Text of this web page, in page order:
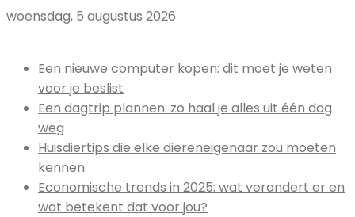
woensdag, 5 augustus 2026
Een nieuwe computer kopen: dit moet je weten
voor je beslist
Een dagtrip plannen: zo haal je alles uit één dag
weg
Huisdiertips die elke diereneigenaar zou moeten
kennen
Economische trends in 2025: wat verandert er en
wat betekent dat voor jou?